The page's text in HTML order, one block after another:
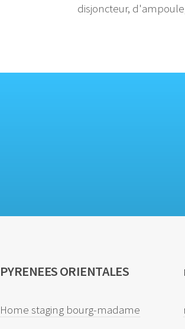
disjoncteur,
PYRENEES ORIENTALES
Home staging bourg-madame